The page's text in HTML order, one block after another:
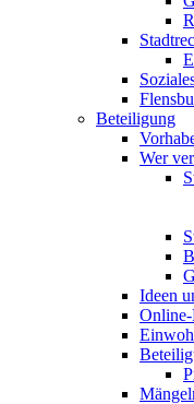
Beteiligung
Wer
Ideen